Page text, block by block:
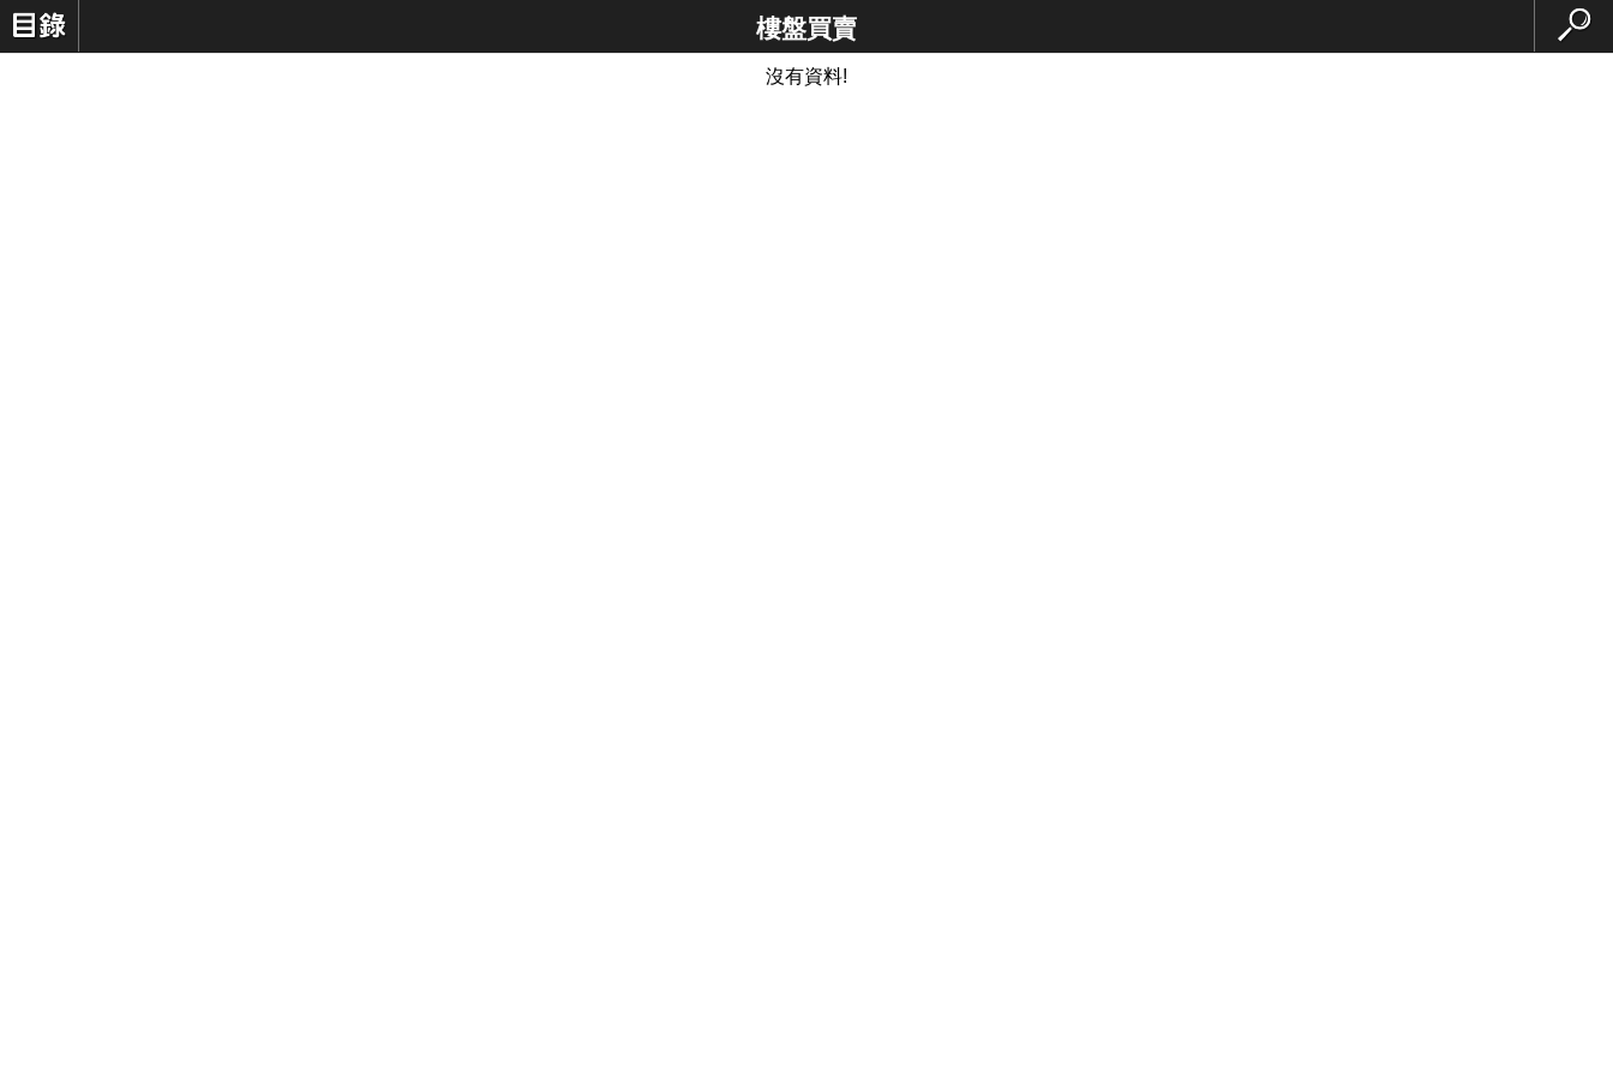
樓盤買賣
沒有資料!